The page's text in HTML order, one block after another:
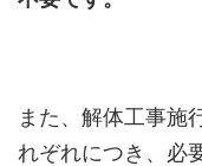
また、解体工事施
れぞれにつき、必